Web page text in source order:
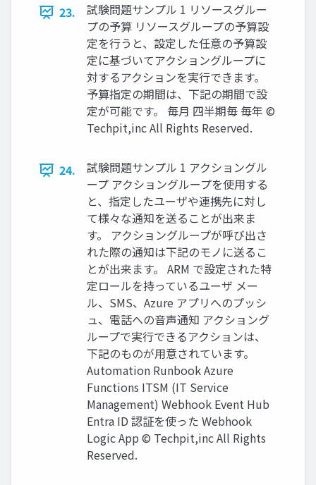
23.
試験問題サンプル 1 リソースグルー
プの予算 リソースグループの予算設
定を行うと、設定した任意の予算設
定に基づいてアクショングループに
対するアクションを実行できます。
予算指定の期間は、下記の期間で設
定が可能です。 毎月 四半期毎 毎年 ©
Techpit,inc All Rights Reserved.
24.
試験問題サンプル 1 アクショングル
ープ アクショングループを使用する
と、指定したユーザや連携先に対し
て様々な通知を送ることが出来ま
す。 アクショングループが呼び出さ
れた際の通知は下記のモノに送るこ
とが出来ます。 ARM で設定された特
定ロールを持っているユーザ メー
ル、SMS、Azure アプリへのプッシ
ュ、電話への音声通知 アクショング
ループで実行できるアクションは、
下記のものが用意されています。
Automation Runbook Azure
Functions ITSM (IT Service
Management) Webhook Event Hub
Entra ID 認証を使った Webhook
Logic App © Techpit,inc All Rights
Reserved.